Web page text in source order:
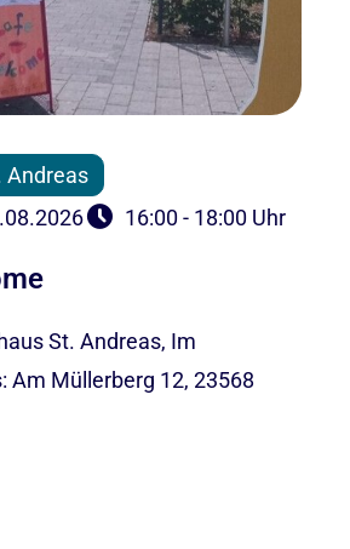
Andreas
16:00 - 18:00 Uhr
St. Andreas, Im
Am Müllerberg 12, 23568